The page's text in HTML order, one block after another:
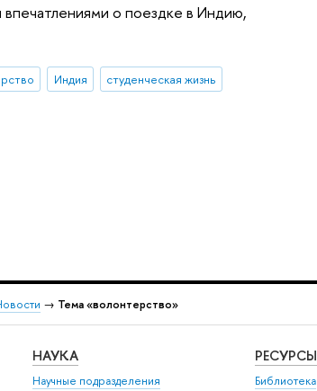
о поездке в Индию,
Индия
студенческая жизнь
→ Тема «волонтерство»
НАУКА
Научные подразделения
РЕСУРСЫ
Библиотека